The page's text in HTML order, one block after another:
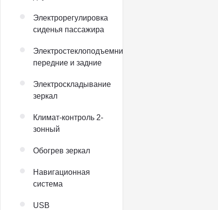
Электрорегулировка
сиденья пассажира
Электростеклоподъемники
передние и задние
Электроскладывание
зеркал
Климат-контроль 2-
зонный
Обогрев зеркал
Навигационная
система
USB